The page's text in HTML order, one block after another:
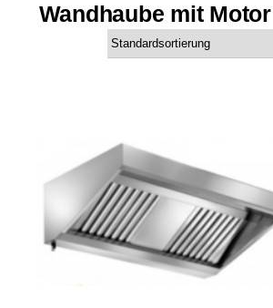
Wandhaube mit